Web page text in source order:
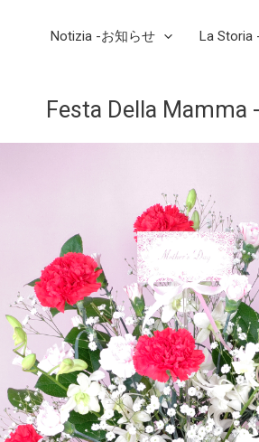
Notizia -お知らせ La Storia
Festa Della Mamma